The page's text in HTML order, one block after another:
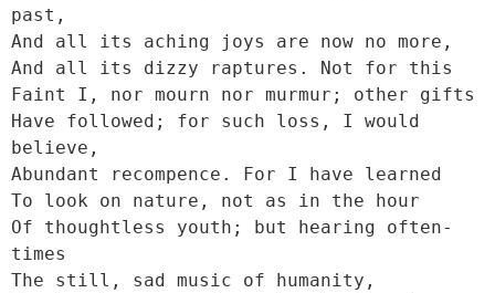
past,
And all its aching joys are now no more,
And all its dizzy raptures. Not for this
Faint I, nor mourn nor murmur; other gifts
Have followed; for such loss, I would
believe,
Abundant recompence. For I have learned
To look on nature, not as in the hour
Of thoughtless youth; but hearing often-
times
The still, sad music of humanity,